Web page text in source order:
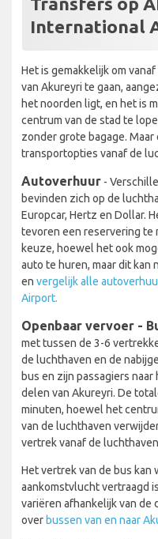
International
Het is gemakkelijk om
van Akureyri te gaan,
het noorden ligt, en het is
centrum van de stad te
zonder grote bagage.
transportopties vanaf de
Autoverhuur -
bevinden zich op de
Europcar, Hertz en Dollar.
tevoren een reservering te
keuze, hoewel het ook
auto te huren, maar dit kan
en vergelijk alle
Airport.
Openbaar vervoer -
met tussen de 3-6
de luchthaven en de
bus en zijn passagiers
delen van Akureyri. De
minuten, hoewel het
van de luchthaven
vertrek vanaf de
Het vertrek van de bus kan
aankomstvlucht vertraagd
variëren afhankelijk van de
over bussen van en naar